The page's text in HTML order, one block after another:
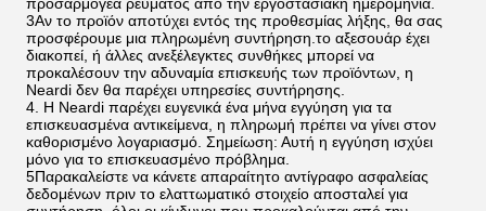
προσαρμογέα ρεύματος από την εργοστασιακή ημερομηνία.
3Αν το προϊόν αποτύχει εντός της προθεσμίας λήξης, θα σας
προσφέρουμε μια πληρωμένη συντήρηση.το αξεσουάρ έχει
διακοπεί, ή άλλες ανεξέλεγκτες συνθήκες μπορεί να
προκαλέσουν την αδυναμία επισκευής των προϊόντων, η
Neardi δεν θα παρέχει υπηρεσίες συντήρησης.
4. Η Neardi παρέχει ευγενικά ένα μήνα εγγύηση για τα
επισκευασμένα αντικείμενα, η πληρωμή πρέπει να γίνει στον
καθορισμένο λογαριασμό. Σημείωση: Αυτή η εγγύηση ισχύει
μόνο για το επισκευασμένο πρόβλημα.
5Παρακαλείστε να κάνετε απαραίτητο αντίγραφο ασφαλείας
δεδομένων πριν το ελαττωματικό στοιχείο αποσταλεί για